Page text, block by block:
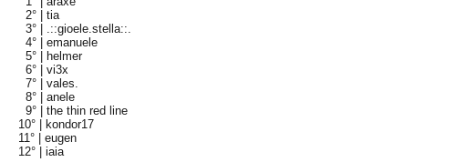
2° |tia
3° | .::gioele.stella::.
4° |emanuele
5° |
helmer
6° |vi3x
7° |vales.
8° |anele
9° |the thin red line
10° |
kondor17
11° |eugen
12° |iaia